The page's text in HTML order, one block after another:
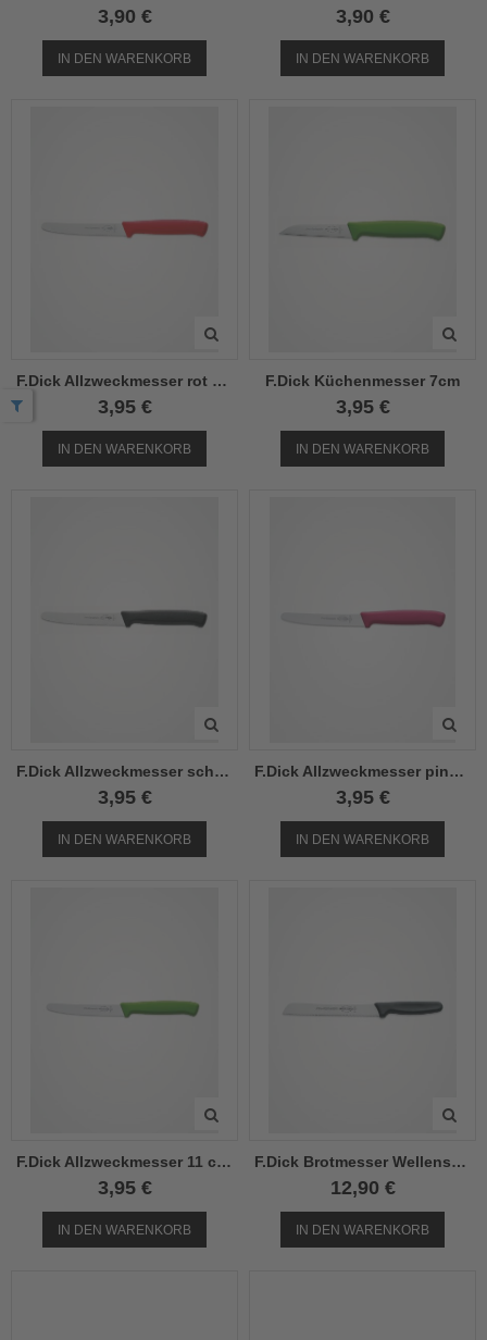
3,90 €
IN DEN WARENKORB
3,90 €
IN DEN WARENKORB
F.Dick Allzweckmesser rot 11cm
3,95 €
IN DEN WARENKORB
F.Dick Küchenmesser 7cm
3,95 €
IN DEN WARENKORB
F.Dick Allzweckmesser schwarz 11 cm
3,95 €
IN DEN WARENKORB
F.Dick Allzweckmesser pink 11cm
3,95 €
IN DEN WARENKORB
F.Dick Allzweckmesser 11 cm apfelgrün
3,95 €
IN DEN WARENKORB
F.Dick Brotmesser Wellenschliff 18cm
12,90 €
IN DEN WARENKORB